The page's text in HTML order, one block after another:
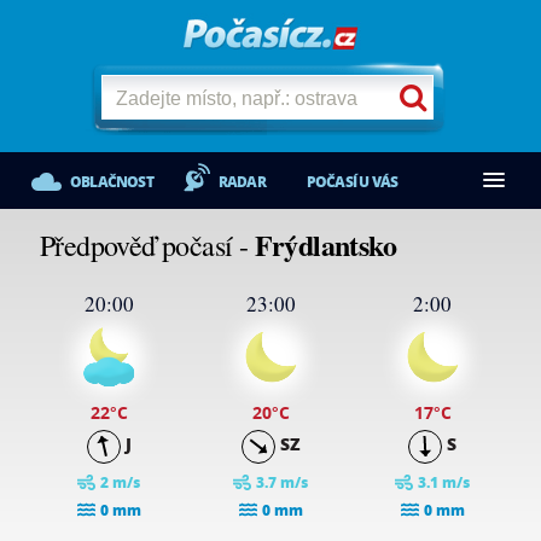
OBLAČNOST RADAR POČASÍ U VÁS
Předpověď počasí -Frýdlantsko
20:00
22°C
J
2 m/s
0 mm
23:00
20°C
SZ
3.7 m/s
0 mm
2:00
17°C
S
3.1 m/s
0 mm